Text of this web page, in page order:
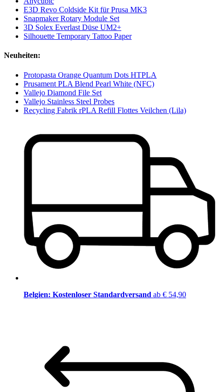
E3D Revo Coldside Kit für Prusa MK3
Snapmaker Rotary Module Set
3D Solex Everlast Düse UM2+
Silhouette Temporary Tattoo Paper
Neuheiten:
Protopasta Orange Quantum Dots HTPLA
Prusament PLA Blend Pearl White (NFC)
Vallejo Diamond File Set
Vallejo Stainless Steel Probes
Recycling Fabrik rPLA Refill Flottes Veilchen (Lila)
Belgien: Kostenloser Standardversand ab € 54,90